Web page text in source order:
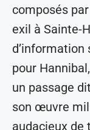
composés
exil à Sainte-
d’information
pour
un passage
son œuvre
audacieux de